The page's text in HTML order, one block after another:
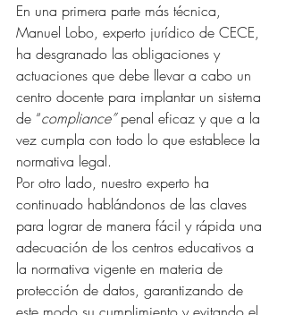
En una primera parte más técnica,
Manuel Lobo, experto jurídico de CECE,
ha desgranado las obligaciones y
actuaciones que debe llevar a cabo un
centro docente para implantar un sistema
de “compliance” penal eficaz y que a la
vez cumpla con todo lo que establece la
normativa legal.
Por otro lado, nuestro experto ha
continuado hablándonos de las claves
para lograr de manera fácil y rápida una
adecuación de los centros educativos a
la normativa vigente en materia de
protección de datos, garantizando de